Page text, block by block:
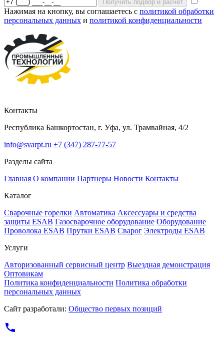
Получить подбор и расчет
Нажимая на кнопку, вы соглашаетесь с политикой обработки
персональных данных и политикой конфиденциальности
Контакты
Республика Башкортостан, г. Уфа, ул. Трамвайная, 4/2
info@svarpt.ru +7 (347) 287-77-57
Разделы сайта
Главная О компании Партнеры Новости Контакты
Каталог
Cварочные горелки Автоматика Аксессуары и средства
защиты ESAB Газосварочное оборудование Оборудование
Проволока ESAB Прутки ESAB Сварог Электроды ESAB
Услуги
Авторизованный сервисный центр Выездная демонстрация
Оптовикам
Политика конфиденциальности Политика обработки
персональных данных
Сайт разработали: Общество первых позиций